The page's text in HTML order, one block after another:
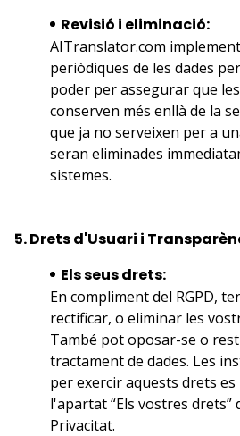
Revisió i eliminació:
AITranslator.com
periòdiques de les dades
poder per assegurar que
conserven més enllà de la
que ja no serveixen per a
seran eliminades
sistemes.
5. Drets d'Usuari i
Els seus drets:
En compliment del RGPD,
rectificar, o eliminar les
També pot oposar-se o
tractament de dades. Les
per exercir aquests drets
l'apartat “Els vostres drets”
Privacitat.